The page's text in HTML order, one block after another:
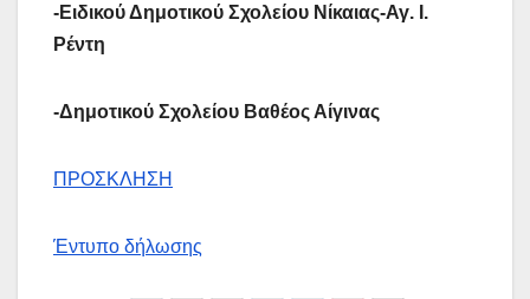
-Ειδικού Δημοτικού Σχολείου Νίκαιας-Αγ. Ι.
Ρέντη
-Δημοτικού Σχολείου Βαθέος Αίγινας
ΠΡΟΣΚΛΗΣΗ
Έντυπο δήλωσης